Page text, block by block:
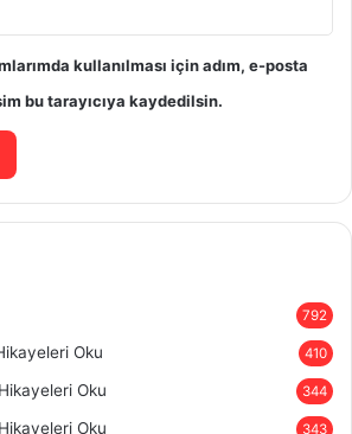
kullanılması için adım, e-posta
bu tarayıcıya kaydedilsin.
792
Oku 410
Oku 344
Oku 343